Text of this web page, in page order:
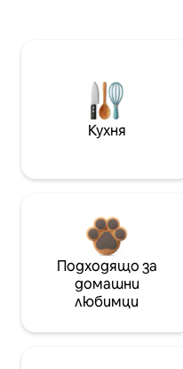
Кухня
Подходящо за
домашни
любимци